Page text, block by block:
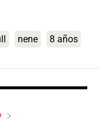
nene 8 años